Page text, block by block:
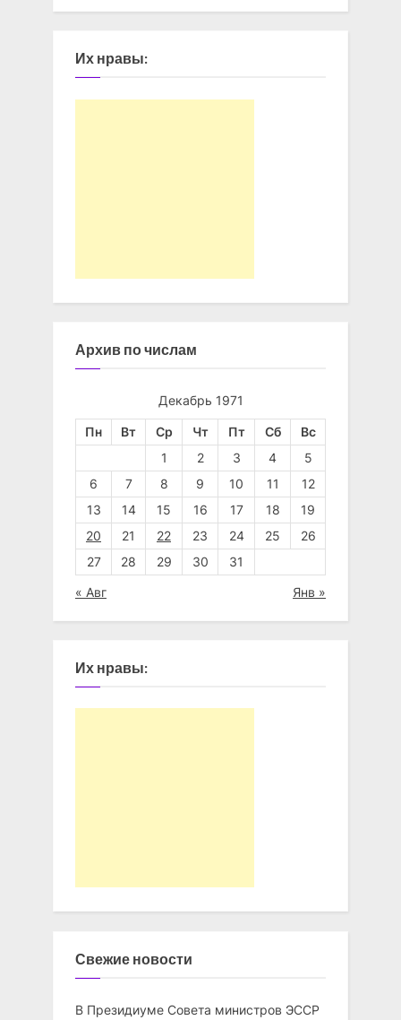
Их нравы:
Архив по числам
Декабрь 1971
Пн Вт Ср Чт Пт Сб
Вс
1
2 3 4
5
6
7 8 9 10 11
12
13
14 15 16 17 18
19
20
21 22 23 24 25
26
27
28 29 30 31
« Авг Янв »
Их нравы:
Свежие новости
В Президиуме Совета министров ЭССР